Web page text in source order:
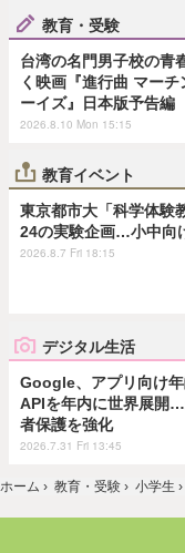
教育・受験
台湾の名門男子校の青
く映画『進行曲 マーチ
ーイズ』日本版予告編
2026.8.10 Mon 15:15
教育イベント
東京都市大「科学体験
24の実験企画…小中向
2026.8.7 Fri 18:15
デジタル生活
Google、アプリ向け
APIを年内に世界展開
者保護を強化
2026.7.31 Fri 13:45
ホーム › 教育・受験 › 小学生 ›